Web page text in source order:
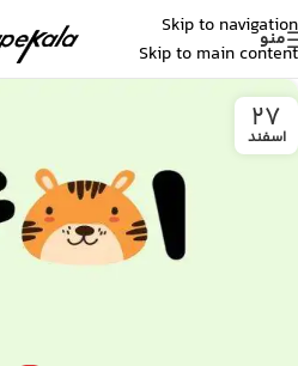
Skip to navigation
Skip to main content
منو
27
اسفند